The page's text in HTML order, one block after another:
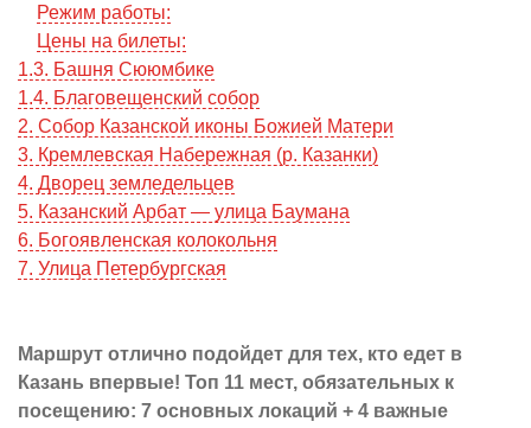
Режим работы:
Цены на билеты:
1.3. Башня Сююмбике
1.4. Благовещенский собор
2. Собор Казанской иконы Божией Матери
3. Кремлевская Набережная (р. Казанки)
4. Дворец земледельцев
5. Казанский Арбат — улица Баумана
6. Богоявленская колокольня
7. Улица Петербургская
Маршрут отлично подойдет для тех, кто едет в
Казань впервые! Топ 11 мест, обязательных к
посещению: 7 основных локаций + 4 важные